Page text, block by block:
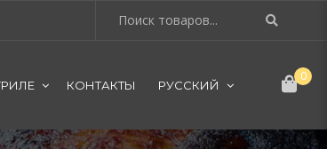
КОНТАКТЫ РУССКИЙ
0